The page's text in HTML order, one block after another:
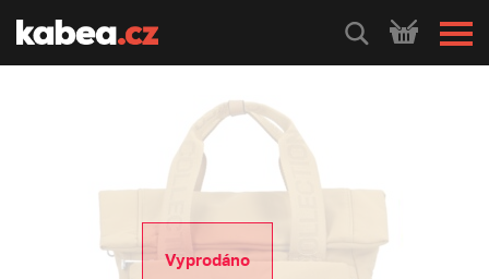
HLEDEJ
Vyprodáno